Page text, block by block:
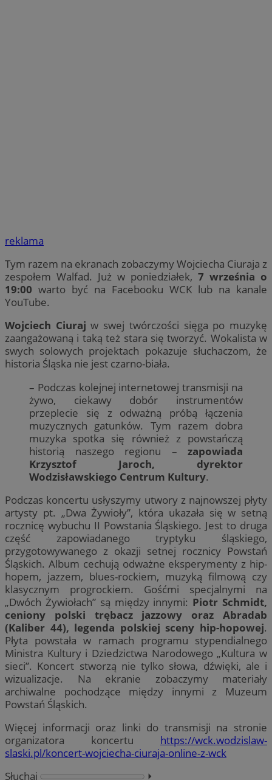
reklama
Tym razem na ekranach zobaczymy Wojciecha Ciuraja z
zespołem Walfad. Już w poniedziałek, 7 września o
19:00 warto być na Facebooku WCK lub na kanale
YouTube.
Wojciech Ciuraj w swej twórczości sięga po muzykę
zaangażowaną i taką też stara się tworzyć. Wokalista w
swych solowych projektach pokazuje słuchaczom, że
historia Śląska nie jest czarno-biała.
– Podczas kolejnej internetowej transmisji na
żywo, ciekawy dobór instrumentów
przeplecie się z odważną próbą łączenia
muzycznych gatunków. Tym razem dobra
muzyka spotka się również z powstańczą
historią naszego regionu – zapowiada
Krzysztof Jaroch, dyrektor
Wodzisławskiego Centrum Kultury.
Podczas koncertu usłyszymy utwory z najnowszej płyty
artysty pt. „Dwa Żywioły”, która ukazała się w setną
rocznicę wybuchu II Powstania Śląskiego. Jest to druga
część zapowiadanego tryptyku śląskiego,
przygotowywanego z okazji setnej rocznicy Powstań
Śląskich. Album cechują odważne eksperymenty z hip-
hopem, jazzem, blues-rockiem, muzyką filmową czy
klasycznym progrockiem. Gośćmi specjalnymi na
„Dwóch Żywiołach” są między innymi: Piotr Schmidt,
ceniony polski trębacz jazzowy oraz Abradab
(Kaliber 44), legenda polskiej sceny hip-hopowej.
Płyta powstała w ramach programu stypendialnego
Ministra Kultury i Dziedzictwa Narodowego „Kultura w
sieci”. Koncert stworzą nie tylko słowa, dźwięki, ale i
wizualizacje. Na ekranie zobaczymy materiały
archiwalne pochodzące między innymi z Muzeum
Powstań Śląskich.
Więcej informacji oraz linki do transmisji na stronie
organizatora koncertu https://wck.wodzislaw-
slaski.pl/koncert-wojciecha-ciuraja-online-z-wck
Słuchaj
⏵︎